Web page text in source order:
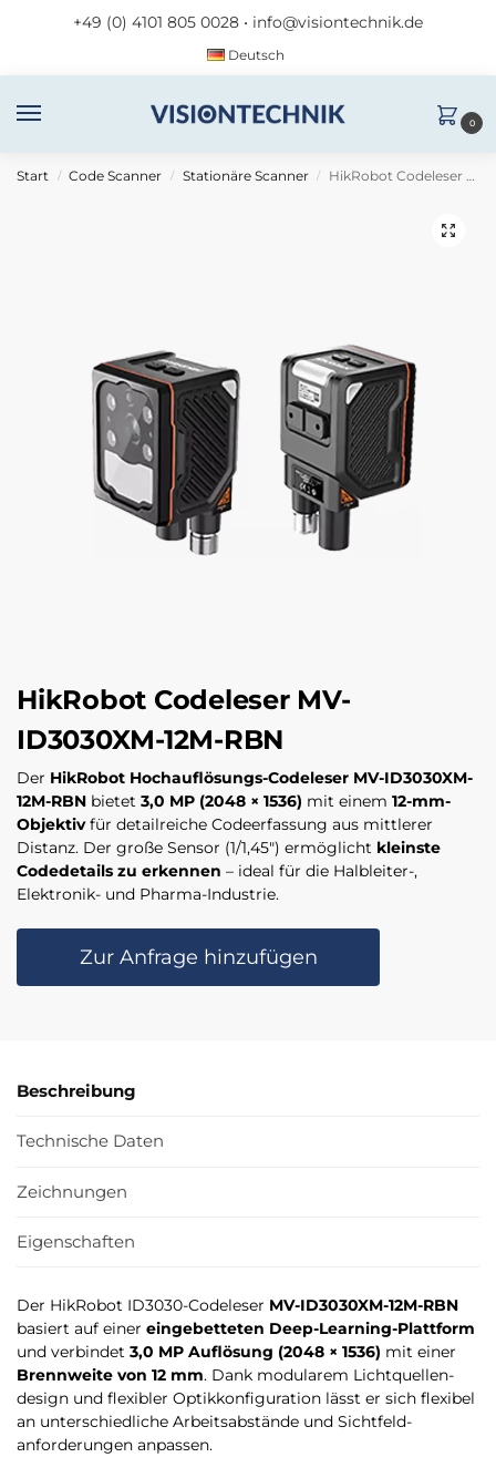
+49 (0) 4101 805 0028 • info@visiontechnik.de
Deutsch
0
Start / Code Scanner / Stationäre Scanner / HikRobot Codeleser MV-ID3030XM-12M-RBN
HikRobot Codeleser MV-
ID3030XM-12M-RBN
Der HikRobot Hochauflösungs-Codeleser MV-ID3030XM-
12M-RBN bietet 3,0 MP (2048 × 1536) mit einem 12-mm-
Objektivfür detailreiche Code­erfassung aus mittlerer
Distanz. Der große Sensor (1/1,45″) ermöglicht kleinste
Codedetails zu erkennen – ideal für die Halbleiter-,
Elektronik- und Pharma-Industrie.
Zur Anfrage hinzufügen
Beschreibung
Technische Daten
Zeichnungen
Eigenschaften
Der HikRobot ID3030-Codeleser MV-ID3030XM-12M-RBN
basiert auf einer eingebetteten Deep-Learning-Plattform
und verbindet 3,0 MP Auflösung (2048 × 1536) mit einer
Brennweite von 12 mm. Dank modularem Lichtquellen­
design und flexibler Optik­konfiguration lässt er sich flexibel
an unterschiedliche Arbeitsabstände und Sichtfeld­
anforderungen anpassen.